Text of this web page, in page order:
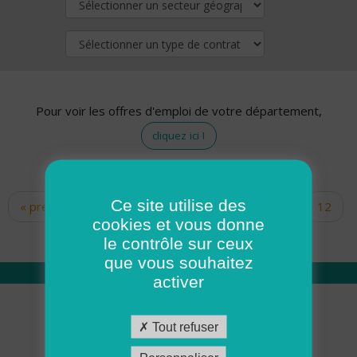
Pour voir les offres d'emploi de votre département,
cliquez ici !
Pages
« premier ‹ précédent … 10
12
14 15 16 17
Qui sommes nous
Académie ADMR
Ce site utilise des
cookies et vous donne
le contrôle sur ceux
que vous souhaitez
activer
Tout refuser